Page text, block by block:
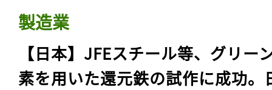
製造業
【日本】JFEスチール等、グリー
素を用いた還元鉄の試作に成功。